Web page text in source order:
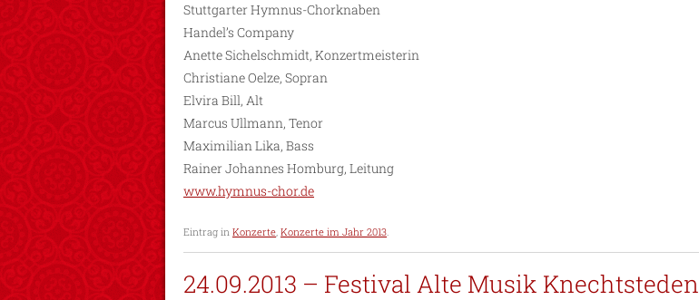
Stuttgarter Hymnus-Chorknaben
Handel’s Company
Anette Sichelschmidt, Konzertmeisterin
Christiane Oelze, Sopran
Elvira Bill, Alt
Marcus Ullmann, Tenor
Maximilian Lika, Bass
Rainer Johannes Homburg, Leitung
www.hymnus-chor.de
Eintrag in Konzerte, Konzerte im Jahr 2013.
24.09.2013 – Festival Alte Musik Knechtsteden